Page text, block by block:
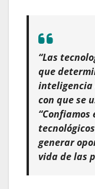
“Las
que
inteligencia
con que se
“Confiamos
generar
vida de las